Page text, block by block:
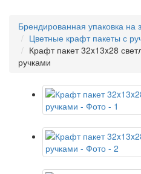
Брендированная упаковка на
Цветные крафт пакеты с
Крафт пакет 32x13x28
ручками